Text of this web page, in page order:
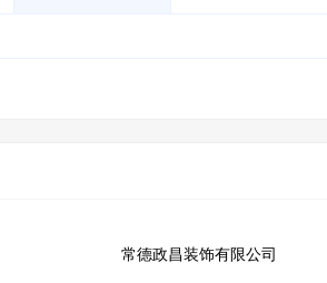
常德政昌装饰有限公司